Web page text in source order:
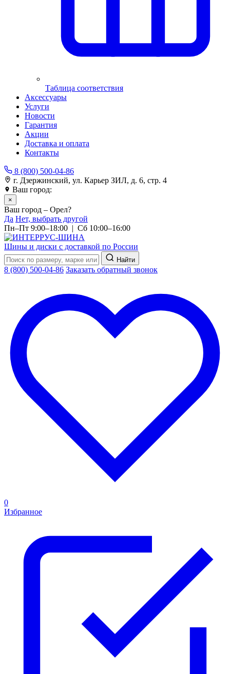
Таблица соответствия
Аксессуары
Услуги
Новости
Гарантия
Акции
Доставка и оплата
Контакты
8 (800) 500-04-86
г. Дзержинский, ул. Карьер ЗИЛ, д. 6, стр. 4
Ваш город:
×
Ваш город – Орел?
Да Нет, выбрать другой
Пн–Пт 9:00–18:00 | Сб 10:00–16:00
Шины и диски с доставкой по России
Найти
8 (800) 500-04-86 Заказать обратный звонок
0
Избранное